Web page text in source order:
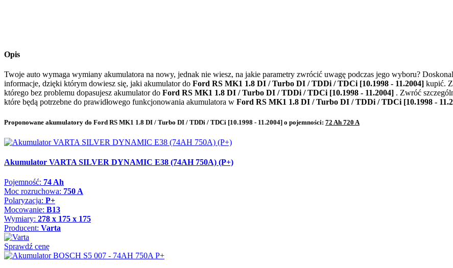
Opis
Twoje auto wymaga wymiany akumulatora na nowy, jednak nie wiesz, na jakie parametry zwrócić uwagę podczas jego wyboru?
informacje, dzięki którym dowiesz się, jaki akumulator do Ford RS MK1 1.8 DI / Turbo DI / TDDi / TDCi [10.1998 - 11.2004] kupić.
którego bez problemu dopasujesz akumulator do Ford RS MK1 1.8 DI / Turbo DI / TDDi / TDCi [10.1998 - 11.2004] . Zwróć
które będą potrzebne do prawidłowego funkcjonowania akumulatora w Ford RS MK1 1.8 DI / Turbo DI / TDDi / TDCi [10.1998 -
Proponowane akumulatory do Ford RS MK1 1.8 DI / Turbo DI / TDDi / TDCi [10.1998 - 11.2004] o pojemności: 72 Ah 720 A
Akumulator VARTA SILVER DYNAMIC E38 (74AH 750A) (P+)
Pojemność: 74 Ah
Moc rozruchowa: 750 A
Polaryzacja: P+
Mocowanie: B13
Wymiary: 278 x 175 x 175
Producent: Varta
Sprawdź cenę